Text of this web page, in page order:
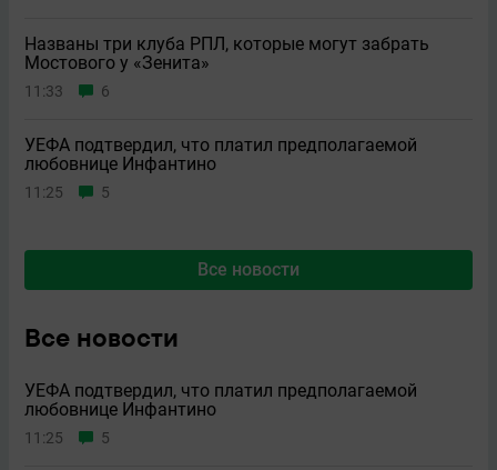
Названы три клуба РПЛ, которые могут забрать
Мостового у «Зенита»
11:33 6
УЕФА подтвердил, что платил предполагаемой
любовнице Инфантино
11:25 5
Все новости
Все новости
УЕФА подтвердил, что платил предполагаемой
любовнице Инфантино
11:25 5